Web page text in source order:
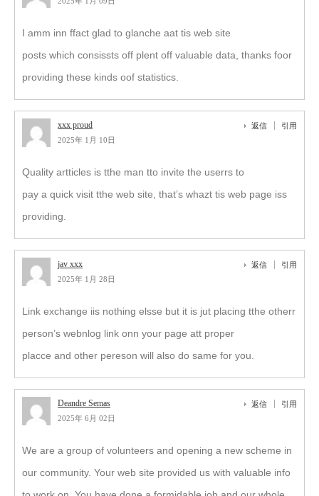
I amm inn ffact glad to glanche aat tis web site
posts which consissts off plent off valuable data, thanks foor
providing these kinds oof statistics.
xxx proud
2025年 1月 10日
返信 引用
Quality artticles is tthe man tto invite the userrs to
pay a quick visit tthe web site, that’s whazt tis web page iss
providing.
jav xxx
2025年 1月 28日
返信 引用
Link exchange iis nothing elsse but it is jut placing tthe otherr
person’s webnlog link onn your page att proper
placce and other pereson will also do same for you.
Deandre Semas
2025年 6月 02日
返信 引用
We are a group of volunteers and opening a new scheme in
our community. Your web site provided us with valuable info